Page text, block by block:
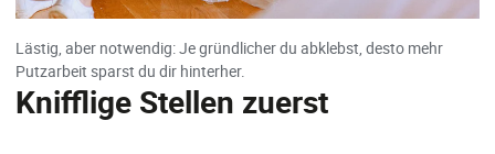
Lästig, aber notwendig: Je gründlicher du abklebst, desto mehr
Putzarbeit sparst du dir hinterher.
Knifflige Stellen zuerst